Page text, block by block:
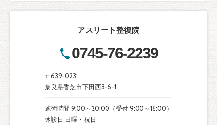
アスリート整復院
0745-76-2239
〒639-0231
奈良県香芝市下田西3-6-1
施術時間 9:00～20:00（受付 9:00～18:00）
休診日 日曜・祝日